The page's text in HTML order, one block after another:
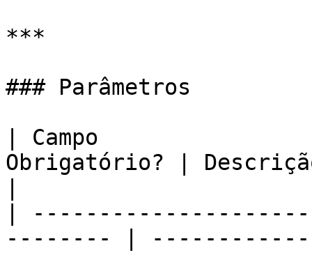
***
### Parâmetros
| Campo
Obrigatório? |
|
-------- |